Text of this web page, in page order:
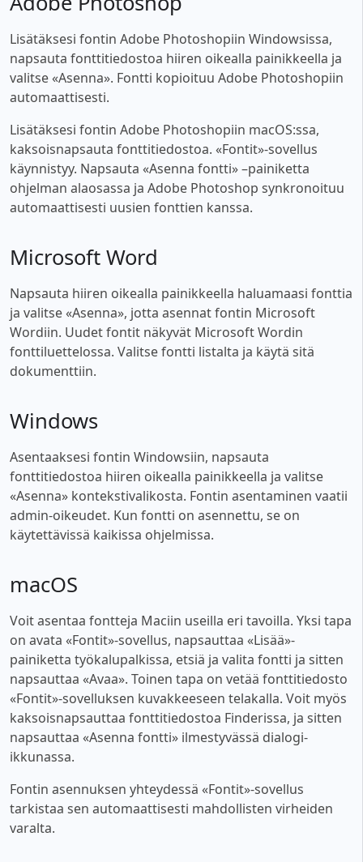
Lisätäksesi fontin Adobe Photoshopiin Windowsissa,
napsauta fonttitiedostoa hiiren oikealla painikkeella ja
valitse «Asenna». Fontti kopioituu Adobe Photoshopiin
automaattisesti.
Lisätäksesi fontin Adobe Photoshopiin macOS:ssa,
kaksoisnapsauta fonttitiedostoa. «Fontit»-sovellus
käynnistyy. Napsauta «Asenna fontti» –painiketta
ohjelman alaosassa ja Adobe Photoshop synkronoituu
automaattisesti uusien fonttien kanssa.
Microsoft Word
Napsauta hiiren oikealla painikkeella haluamaasi fonttia
ja valitse «Asenna», jotta asennat fontin Microsoft
Wordiin. Uudet fontit näkyvät Microsoft Wordin
fonttiluettelossa. Valitse fontti listalta ja käytä sitä
dokumenttiin.
Windows
Asentaaksesi fontin Windowsiin, napsauta
fonttitiedostoa hiiren oikealla painikkeella ja valitse
«Asenna» kontekstivalikosta. Fontin asentaminen vaatii
admin-oikeudet. Kun fontti on asennettu, se on
käytettävissä kaikissa ohjelmissa.
macOS
Voit asentaa fontteja Maciin useilla eri tavoilla. Yksi tapa
on avata «Fontit»-sovellus, napsauttaa «Lisää»-
painiketta työkalupalkissa, etsiä ja valita fontti ja sitten
napsauttaa «Avaa». Toinen tapa on vetää fonttitiedosto
«Fontit»-sovelluksen kuvakkeeseen telakalla. Voit myös
kaksoisnapsauttaa fonttitiedostoa Finderissa, ja sitten
napsauttaa «Asenna fontti» ilmestyvässä dialogi-
ikkunassa.
Fontin asennuksen yhteydessä «Fontit»-sovellus
tarkistaa sen automaattisesti mahdollisten virheiden
varalta.